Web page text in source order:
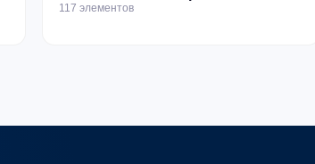
117 элементов